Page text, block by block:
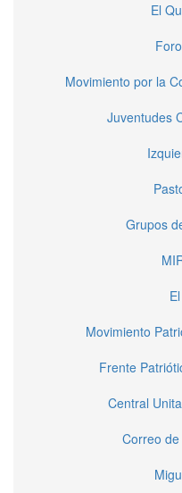
El
Movimiento por la
Juventudes
Grupos
Movimiento
Frente
Central
Correo